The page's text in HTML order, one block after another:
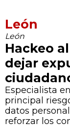
León
León
Hackeo
dejar
Especialista
principal
datos
reforzar los